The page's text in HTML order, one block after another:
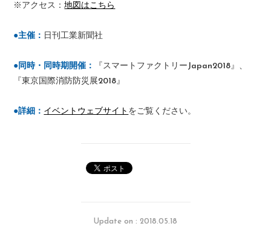
※アクセス：地図はこちら
●主催： 日刊工業新聞社
●同時・同時期開催：
『スマートファクトリーJapan2018』、
『東京国際消防防災展2018』
●詳細： イベントウェブサイト をご覧ください。
Update on : 2018.05.18